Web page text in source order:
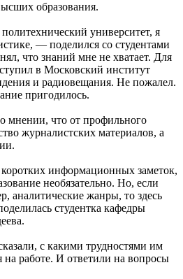
образования.
университет, я
— поделился со студентами
что знаний мне не хватает. Для
в Московский институт
и радиовещания. Не пожалел.
пригодилось.
мнении, что от профильного
журналистских материалов, а
информационных заметок,
необязательно. Но, если
аналитические жанры, то здесь
студентка кафедры
с какими трудностями им
на работе. И ответили на вопросы